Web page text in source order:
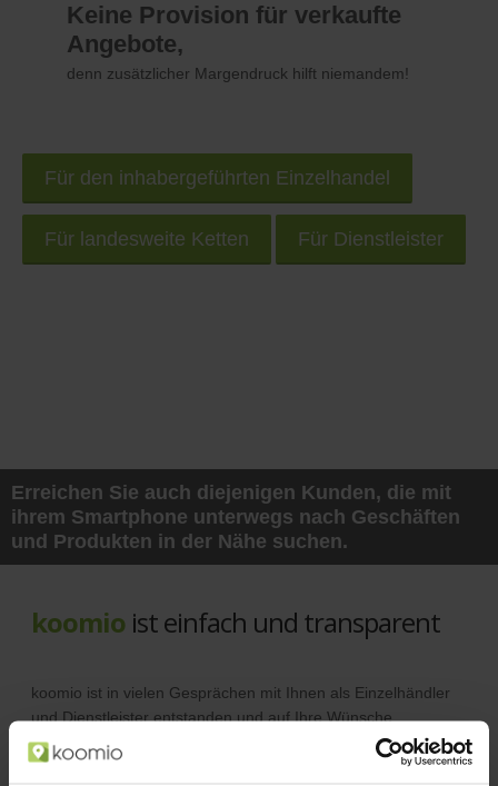
Keine Provision für verkaufte
Angebote,
denn zusätzlicher Margendruck hilft niemandem!
Für den inhabergeführten Einzelhandel
Für landesweite Ketten Für Dienstleister
Erreichen Sie auch diejenigen Kunden, die mit
ihrem Smartphone unterwegs nach Geschäften
und Produkten in der Nähe suchen.
koomio ist einfach und transparent
koomio ist in vielen Gesprächen mit Ihnen als Einzelhändler
und Dienstleister entstanden und auf Ihre Wünsche
abgestimmt.